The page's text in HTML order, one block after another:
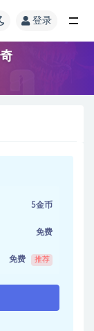
登录
5金币
免费
免费 推荐